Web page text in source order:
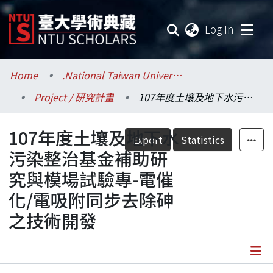
Log In
Communities & Collections
Research Outputs
Fundings & Projects
Researchers
Organizations
Statistics
Home
.National Taiwan University / 國立臺灣大學
Project / 研究計畫
107年度土壤及地下水污染整治基金補助研究與模場試驗專-電催化/電吸附同步去除砷之技術開發
Export Statistics
107年度土壤及地下水
污染整治基金補助研
究與模場試驗專-電催
化/電吸附同步去除砷
之技術開發